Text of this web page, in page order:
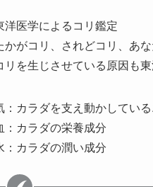
洋医学によるコリ鑑定
かがコリ、されどコリ、あ
リを生じさせている原因も
：カラダを支え動かしてい
：カラダの栄養成分
：カラダの潤い成分